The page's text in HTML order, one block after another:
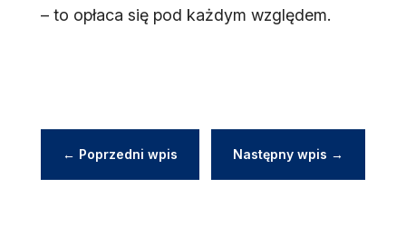
– to opłaca się pod każdym względem.
← Poprzedni wpis Następny wpis →